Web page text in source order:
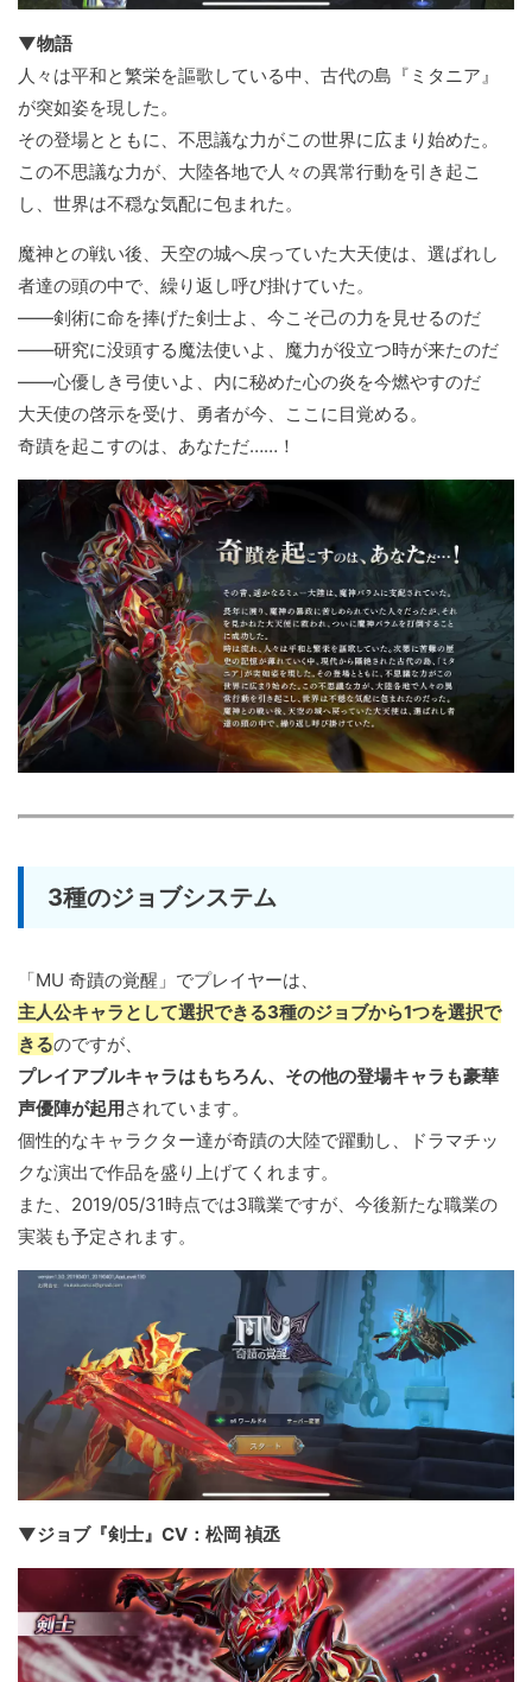
▼物語
人々は平和と繁栄を謳歌している中、古代の島『ミタニア』
が突如姿を現した。
その登場とともに、不思議な力がこの世界に広まり始めた。
この不思議な力が、大陸各地で人々の異常行動を引き起こ
し、世界は不穏な気配に包まれた。
魔神との戦い後、天空の城へ戻っていた大天使は、選ばれし
者達の頭の中で、繰り返し呼び掛けていた。
――剣術に命を捧げた剣士よ、今こそ己の力を見せるのだ
――研究に没頭する魔法使いよ、魔力が役立つ時が来たのだ
――心優しき弓使いよ、内に秘めた心の炎を今燃やすのだ
大天使の啓示を受け、勇者が今、ここに目覚める。
奇蹟を起こすのは、あなただ……！
3種のジョブシステム
「MU 奇蹟の覚醒」でプレイヤーは、
主人公キャラとして選択できる3種のジョブから1つを選択で
きるのですが、
プレイアブルキャラはもちろん、その他の登場キャラも豪華
声優陣が起用 されています。
個性的なキャラクター達が奇蹟の大陸で躍動し、ドラマチッ
クな演出で作品を盛り上げてくれます。
また、2019/05/31時点では3職業ですが、今後新たな職業の
実装も予定されます。
▼ジョブ『剣士』CV：松岡 禎丞